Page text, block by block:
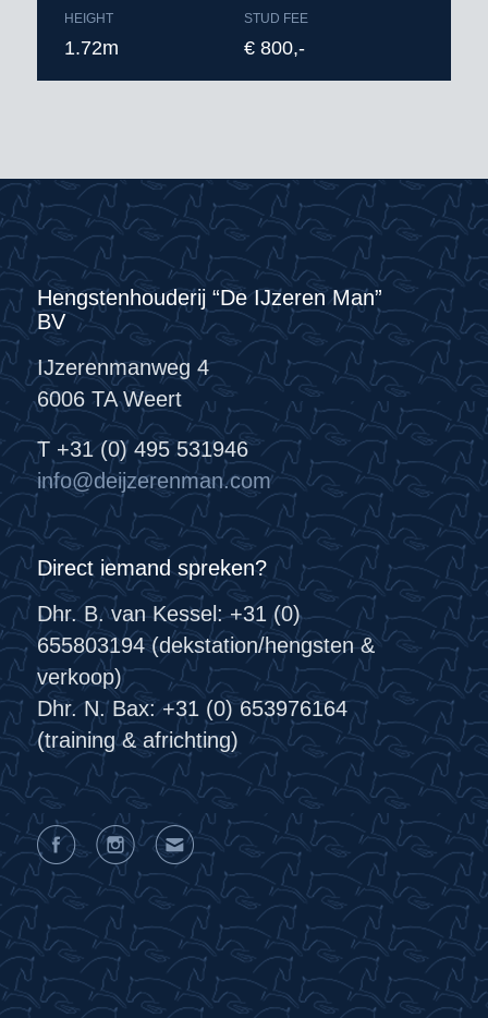
HEIGHT
1.72m
STUD FEE
€ 800,-
Hengstenhouderij “De IJzeren Man”
BV
IJzerenmanweg 4
6006 TA Weert
T +31 (0) 495 531946
info@deijzerenman.com
Direct iemand spreken?
Dhr. B. van Kessel: +31 (0)
655803194 (dekstation/hengsten &
verkoop)
Dhr. N. Bax: +31 (0) 653976164
(training & africhting)